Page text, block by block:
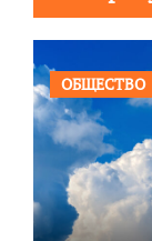
ОБЩЕСТВО